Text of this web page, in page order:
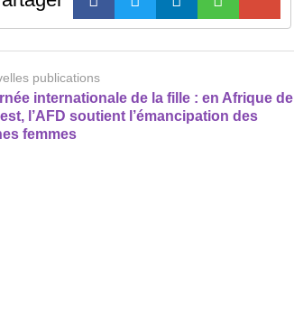
publications
internationale de la fille : en Afrique de
l’AFD soutient l’émancipation des
femmes